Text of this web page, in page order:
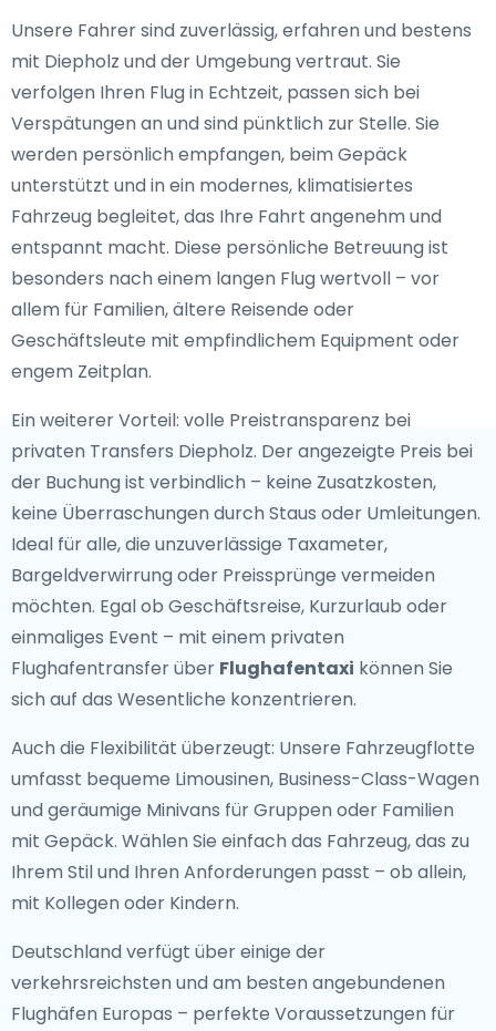
Unsere Fahrer sind zuverlässig, erfahren und bestens
mit Diepholz und der Umgebung vertraut. Sie
verfolgen Ihren Flug in Echtzeit, passen sich bei
Verspätungen an und sind pünktlich zur Stelle. Sie
werden persönlich empfangen, beim Gepäck
unterstützt und in ein modernes, klimatisiertes
Fahrzeug begleitet, das Ihre Fahrt angenehm und
entspannt macht. Diese persönliche Betreuung ist
besonders nach einem langen Flug wertvoll – vor
allem für Familien, ältere Reisende oder
Geschäftsleute mit empfindlichem Equipment oder
engem Zeitplan.
Ein weiterer Vorteil: volle Preistransparenz bei
privaten Transfers Diepholz. Der angezeigte Preis bei
der Buchung ist verbindlich – keine Zusatzkosten,
keine Überraschungen durch Staus oder Umleitungen.
Ideal für alle, die unzuverlässige Taxameter,
Bargeldverwirrung oder Preissprünge vermeiden
möchten. Egal ob Geschäftsreise, Kurzurlaub oder
einmaliges Event – mit einem privaten
Flughafentransfer über Flughafentaxi können Sie
sich auf das Wesentliche konzentrieren.
Auch die Flexibilität überzeugt: Unsere Fahrzeugflotte
umfasst bequeme Limousinen, Business-Class-Wagen
und geräumige Minivans für Gruppen oder Familien
mit Gepäck. Wählen Sie einfach das Fahrzeug, das zu
Ihrem Stil und Ihren Anforderungen passt – ob allein,
mit Kollegen oder Kindern.
Deutschland verfügt über einige der
verkehrsreichsten und am besten angebundenen
Flughäfen Europas – perfekte Voraussetzungen für